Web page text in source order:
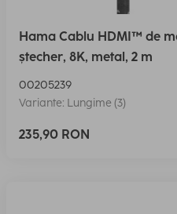
Hama Cablu HDMI™ de
ștecher, 8K, metal, 2 m
00205239
Variante: Lungime (3)
235,90 RON